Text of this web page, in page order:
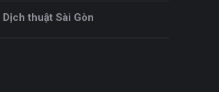
Dịch thuật Sài Gòn